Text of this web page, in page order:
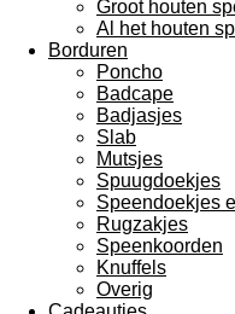
Groot houten
Al het houten
Borduren
Poncho
Badcape
Badjasjes
Slab
Mutsjes
Spuugdoekjes
Speendoekjes
Rugzakjes
Speenkoorden
Knuffels
Overig